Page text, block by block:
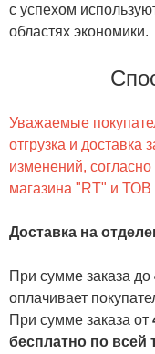
с успехом
областях экономики.
Уважаемые
отгрузка и доставка
изменений,
магазина "RT" и
Доставка на
При сумме заказа до
оплачивает
При сумме заказа от
бесплатно по всей